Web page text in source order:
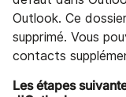
Outlook. Ce
supprimé. Vous
contacts
Les étapes